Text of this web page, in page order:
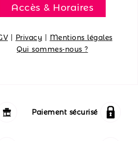
Accès & Horaires
| Privacy
Mentions légales
Qui sommes-nous ?
Paiement sécurisé